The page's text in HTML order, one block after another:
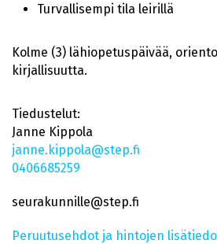
Turvallisempi tila leirillä
Kolme (3) lähiopetuspäivää,
kirjallisuutta.
Tiedustelut:
Janne Kippola
janne.kippola@step.fi
0406685259
seurakunnille@step.fi
Peruutusehdot ja hintojen